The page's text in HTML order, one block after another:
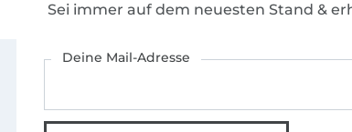
Sei immer auf dem neuesten Stand &
Deine Mail-Adresse